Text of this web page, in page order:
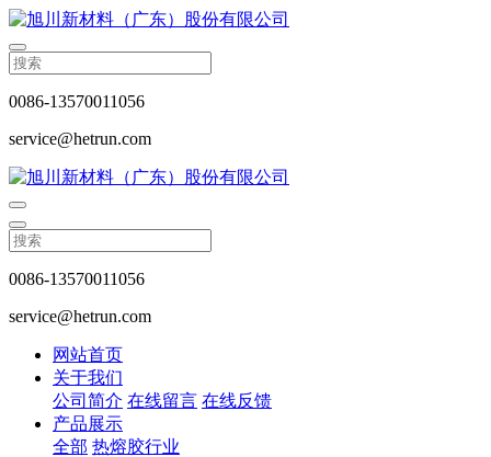
0086-13570011056
service@hetrun.com
0086-13570011056
service@hetrun.com
网站首页
关于我们
公司简介 在线留言 在线反馈
产品展示
全部 热熔胶行业